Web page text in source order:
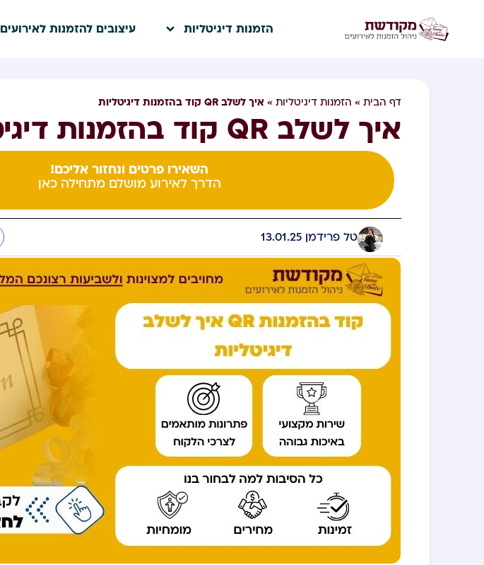
הזמנות דיגיטליות עיצובים להזמנות לאירועים
דף הבית » הזמנות דיגיטליות » איך לשלב QR קוד בהזמנות דיגיטליות
איך לשלב QR קוד בהזמנות דיגיטליות
השאירו פרטים ונחזור אליכם!
הדרך לאירוע מושלם מתחילה כאן
טל פרידמן 13.01.25